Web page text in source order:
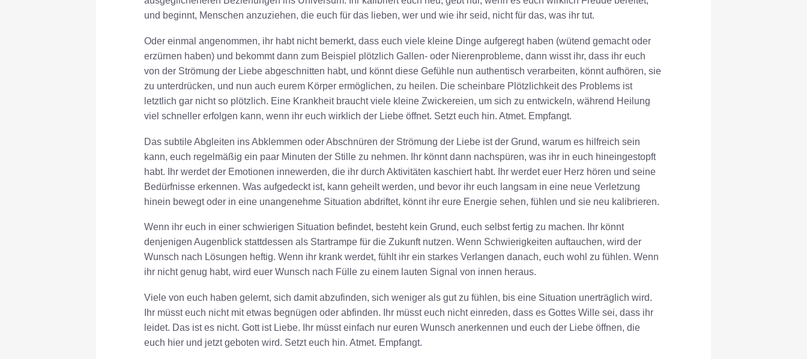
und beginnt, Menschen anzuziehen, die euch für das lieben, wer und wie ihr seid, nicht für das, was ihr tut.
Oder einmal angenommen, ihr habt nicht bemerkt, dass euch viele kleine Dinge aufgeregt haben (wütend gemacht oder
erzürnen haben) und bekommt dann zum Beispiel plötzlich Gallen- oder Nierenprobleme, dann wisst ihr, dass ihr euch
von der Strömung der Liebe abgeschnitten habt, und könnt diese Gefühle nun authentisch verarbeiten, könnt aufhören, sie
zu unterdrücken, und nun auch eurem Körper ermöglichen, zu heilen. Die scheinbare Plötzlichkeit des Problems ist
letztlich gar nicht so plötzlich. Eine Krankheit braucht viele kleine Zwickereien, um sich zu entwickeln, während Heilung
viel schneller erfolgen kann, wenn ihr euch wirklich der Liebe öffnet. Setzt euch hin. Atmet. Empfangt.
Das subtile Abgleiten ins Abklemmen oder Abschnüren der Strömung der Liebe ist der Grund, warum es hilfreich sein
kann, euch regelmäßig ein paar Minuten der Stille zu nehmen. Ihr könnt dann nachspüren, was ihr in euch hineingestopft
habt. Ihr werdet der Emotionen innewerden, die ihr durch Aktivitäten kaschiert habt. Ihr werdet euer Herz hören und seine
Bedürfnisse erkennen. Was aufgedeckt ist, kann geheilt werden, und bevor ihr euch langsam in eine neue Verletzung
hinein bewegt oder in eine unangenehme Situation abdriftet, könnt ihr eure Energie sehen, fühlen und sie neu kalibrieren.
Wenn ihr euch in einer schwierigen Situation befindet, besteht kein Grund, euch selbst fertig zu machen. Ihr könnt
denjenigen Augenblick stattdessen als Startrampe für die Zukunft nutzen. Wenn Schwierigkeiten auftauchen, wird der
Wunsch nach Lösungen heftig. Wenn ihr krank werdet, fühlt ihr ein starkes Verlangen danach, euch wohl zu fühlen. Wenn
ihr nicht genug habt, wird euer Wunsch nach Fülle zu einem lauten Signal von innen heraus.
Viele von euch haben gelernt, sich damit abzufinden, sich weniger als gut zu fühlen, bis eine Situation unerträglich wird.
Ihr müsst euch nicht mit etwas begnügen oder abfinden. Ihr müsst euch nicht einreden, dass es Gottes Wille sei, dass ihr
leidet. Das ist es nicht. Gott ist Liebe. Ihr müsst einfach nur euren Wunsch anerkennen und euch der Liebe öffnen, die
euch hier und jetzt geboten wird. Setzt euch hin. Atmet. Empfangt.